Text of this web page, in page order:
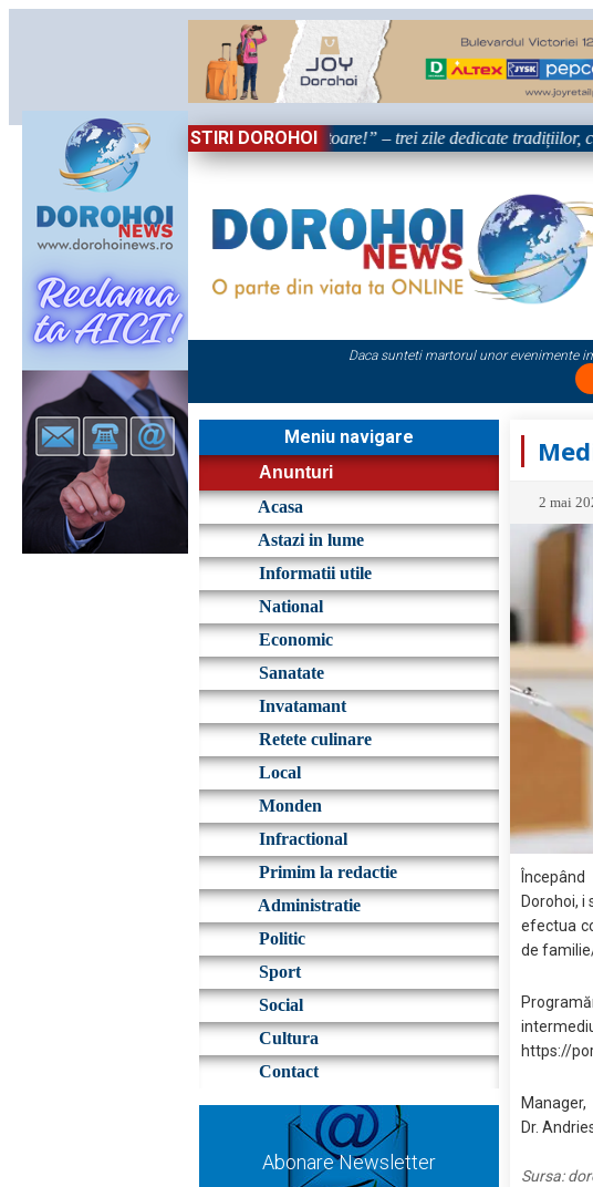
STIRI DOROHOI
„Dorohoiul, în Sărbătoare!” – trei zile dedicate tradițiilor,
Daca sunteti martorul unor evenimente
Meniu navigare
Anunturi
Acasa
Astazi in lume
Informatii utile
National
Economic
Sanatate
Invatamant
Retete culinare
Local
Monden
Infractional
Primim la redactie
Administratie
Politic
Sport
Social
Cultura
Contact
Abonare Newsletter
2 mai
Dorohoi,
efectua
de
https://
Manager,
Dr.
Sursa: